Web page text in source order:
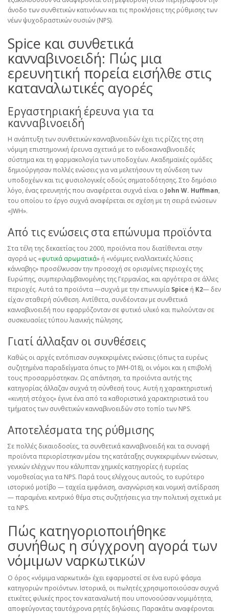
άνοδο των συνθετικών κατινόνων και τις προκλήσεις της ρύθμισης των
νέων ψυχοδραστικών ουσιών (NPS).
Spice και συνθετικά
κανναβινοειδή: Πώς μια
ερευνητική πορεία εισήλθε στις
καταναλωτικές αγορές
Εργαστηριακή έρευνα για τα
κανναβινοειδή
Η ανάπτυξη των συνθετικών κανναβινοειδών έχει τις ρίζες της στη
νόμιμη επιστημονική έρευνα σχετικά με το ενδοκανναβινοειδές
σύστημα και τη φαρμακολογία των υποδοχέων. Ακαδημαϊκές ομάδες
δημιούργησαν πολλές ενώσεις για να μελετήσουν τη σύνδεση των
υποδοχέων και τις φυσιολογικές οδούς σηματοδότησης. Στο δημόσιο
λόγο, ένας ερευνητής που αναφέρεται συχνά είναι ο John W. Huffman,
του οποίου το έργο συχνά αναφέρεται σε σχέση με τη σειρά ενώσεων
«JWH».
Από τις ενώσεις στα επώνυμα προϊόντα
Στα τέλη της δεκαετίας του 2000, προϊόντα που διατίθενται στην
αγορά ως «φυτικά αρωματικά» ή «νόμιμες εναλλακτικές λύσεις
κάνναβης» προσέλκυσαν την προσοχή σε ορισμένες περιοχές της
Ευρώπης, συμπεριλαμβανομένης της Γερμανίας, και αργότερα σε άλλες
περιοχές. Αυτά τα προϊόντα —συχνά με την επωνυμία Spice ή K2— δεν
είχαν σταθερή σύνθεση. Αντίθετα, συνδέονταν με συνθετικά
κανναβινοειδή που εφαρμόζονταν σε φυτικό υλικό και πωλούνταν σε
συσκευασίες τύπου λιανικής πώλησης.
Γιατί άλλαξαν οι συνθέσεις
Καθώς οι αρχές εντόπισαν συγκεκριμένες ενώσεις (όπως τα ευρέως
συζητημένα παραδείγματα όπως το JWH-018), οι νόμοι και η επιβολή
τους προσαρμόστηκαν. Ως απάντηση, τα προϊόντα αυτής της
κατηγορίας άλλαζαν συχνά τη σύνθεσή τους. Αυτή η χαρακτηριστική
«κινητή στόχος» έγινε ένα από τα καθοριστικά χαρακτηριστικά του
τμήματος των συνθετικών κανναβινοειδών στο τοπίο των NPS.
Αποτελέσματα της ρύθμισης
Σε πολλές δικαιοδοσίες, τα συνθετικά κανναβινοειδή και τα συναφή
προϊόντα περιορίστηκαν μέσω της κατάταξης συγκεκριμένων ενώσεων,
γενικών ελέγχων που κάλυπταν χημικές κατηγορίες ή ευρείας
νομοθεσίας για τα NPS. Παρά τους ελέγχους αυτούς, το ευρύτερο
ιστορικό μοτίβο — ταχεία εμφάνιση, αναγνώριση και νομική αντίδραση
— παραμένει κεντρικό θέμα στις συζητήσεις για την πολιτική σχετικά με
τα NPS.
Πώς κατηγοριοποιήθηκε
συνήθως η σύγχρονη αγορά των
νόμιμων ναρκωτικών
Ο όρος «νόμιμα ναρκωτικά» έχει εφαρμοστεί σε ένα ευρύ φάσμα
κατηγοριών προϊόντων. Ιστορικά, οι πωλητές χρησιμοποιούσαν συχνά
ετικέτες φιλικές προς τον καταναλωτή που υπονοούσαν νομιμότητα,
αποφεύγοντας ταυτόχρονα ρητές δηλώσεις. Παρακάτω αναφέρονται